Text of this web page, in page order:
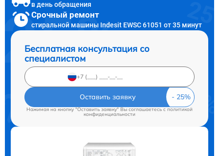
в день обращения
Срочный ремонт
стиральной машины Indesit EWSC 61051 от 35 минут
Бесплатная консультация со
специалистом
Оставить заявку
Нажимая на кнопку "Оставить заявку" Вы соглашаетесь cполитикой
конфиденциальности